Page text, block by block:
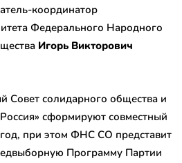
координатор
Федерального Народного
Игорь Викторович
солидарного общества и
сформируют совместный
при этом ФНС СО представит
Программу Партии